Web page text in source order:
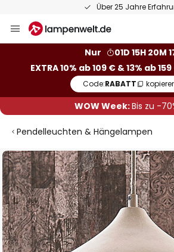
Über 25 Jahre
Inhalt
Nur
01D 15H 20M
EXTRA 10% ab 109 € & 13% ab
Code:RABATT
WOW Week:Bis zu -
Pendelleuchten & Hängelampen
Zum
Ende
der
Bildgalerie
springen